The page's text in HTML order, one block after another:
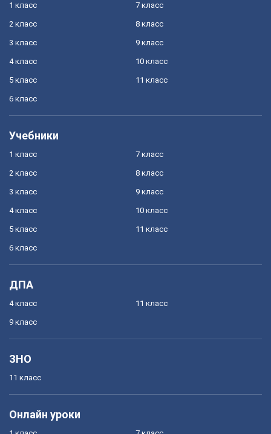
1 класс
2 класс
3 класс
4 класс
5 класс
6 класс
7 класс
8 класс
9 класс
10 класс
11 класс
Учебники
1 класс
2 класс
3 класс
4 класс
5 класс
6 класс
7 класс
8 класс
9 класс
10 класс
11 класс
ДПА
4 класс
9 класс
11 класс
ЗНО
11 класс
Онлайн уроки